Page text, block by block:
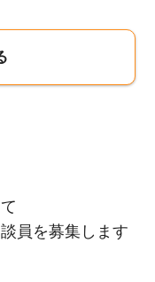
員を募集します